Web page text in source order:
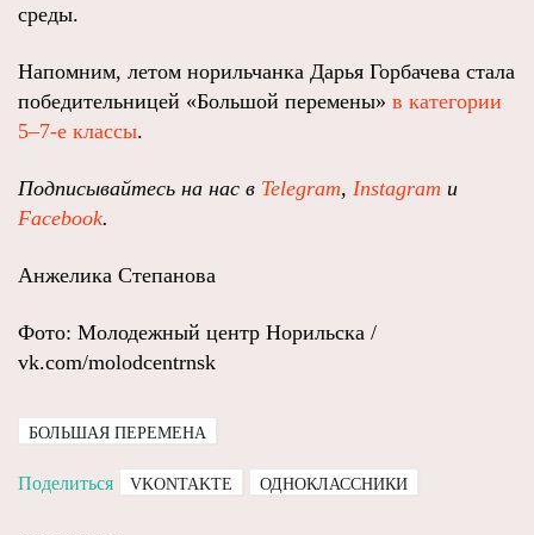
среды.
Напомним, летом норильчанка Дарья Горбачева стала
победительницей «Большой перемены» в категории
5–7-е классы.
Подписывайтесь на нас в Telegram, Instagram и
Facebook.
Анжелика Степанова
Фото: Молодежный центр Норильска /
vk.com/molodcentrnsk
БОЛЬШАЯ ПЕРЕМЕНА
Поделиться VKONTAKTE ОДНОКЛАССНИКИ